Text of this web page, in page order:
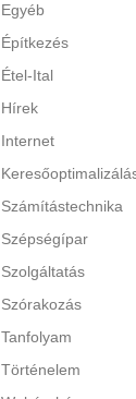
Egyéb
Építkezés
Étel-Ital
Hírek
Internet
Számítástechnika
Szépségípar
Szolgáltatás
Szórakozás
Tanfolyam
Történelem